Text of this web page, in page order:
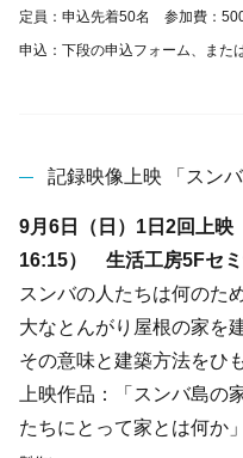
定員：申込先着50名 参加費：
申込：下段の申込フォーム、また
記録映像上映 「スン
9月6日（日）1日2回上
16:15） 生活工房5Fセ
スンバの人たちは何のた
大なとんがり屋根の家を
その意味と建築方法をひ
上映作品：「スンバ島の
たちにとって家とは何か」